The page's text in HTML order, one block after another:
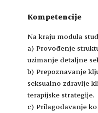
Kompetencije
Na kraju modula
a) Provođenje
uzimanje detaljne
b) Prepoznavanje
seksualno zdravlje
terapijske strategije.
c) Prilagođavanje